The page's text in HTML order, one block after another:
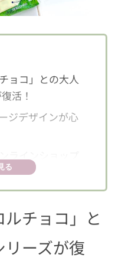
ョコ」との大人
活！
ジデザインが心
実施！
はコンビニでGE
る
ルチョコ」と
ーズが復